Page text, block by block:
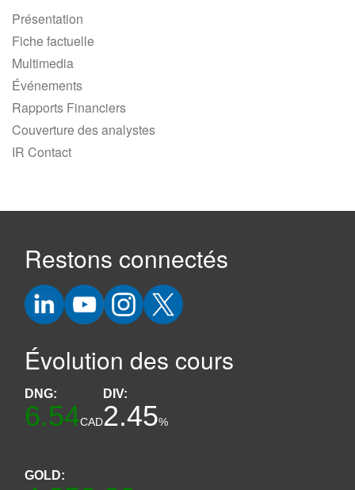
Présentation
Fiche factuelle
Multimedia
Événements
Rapports Financiers
Couverture des analystes
IR Contact
Restons connectés
Évolution des cours
DNG:
6.54CAD
DIV:
2.45%
GOLD: